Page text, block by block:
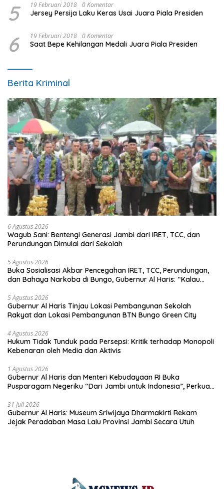
5 19 Februari 2018 0 Komentar
Jersey Persija Laku Keras Usai Juara Piala Presiden
6 19 Februari 2018 0 Komentar
Saat Bepe Kehilangan Medali Juara Piala Presiden
Berita Kriminal
6 Agustus 2026
Wagub Sani: Bentengi Generasi Jambi dari IRET, TCC, dan
Perundungan Dimulai dari Sekolah
5 Agustus 2026
Buka Sosialisasi Akbar Pencegahan IRET, TCC, Perundungan,
dan Bahaya Narkoba di Bungo, Gubernur Al Haris: “Kalau
tangan”
5 Agustus 2026
Gubernur Al Haris Tinjau Lokasi Pembangunan Sekolah
Rakyat dan Lokasi Pembangunan BTN Bungo Green City
4 Agustus 2026
Hukum Tidak Tunduk pada Persepsi: Kritik terhadap Monopoli
Kebenaran oleh Media dan Aktivis
1 Agustus 2026
Gubernur Al Haris dan Menteri Kebudayaan RI Buka
Pusparagam Negeriku “Dari Jambi untuk Indonesia”, Perkuat
31 Juli 2026
Gubernur Al Haris: Museum Sriwijaya Dharmakirti Rekam
Jejak Peradaban Masa Lalu Provinsi Jambi Secara Utuh